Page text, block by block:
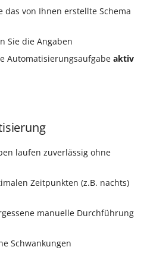
das von Ihnen erstellte Schema
Sie die Angaben
Automatisierungsaufgabeaktiv
laufen zuverlässig ohne
Zeitpunkten (z.B. nachts)
manuelle Durchführung
Schwankungen